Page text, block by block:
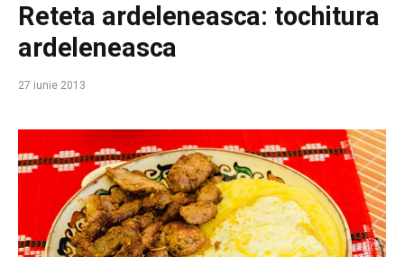
Reteta ardeleneasca: tochitura
ardeleneasca
27 iunie 2013